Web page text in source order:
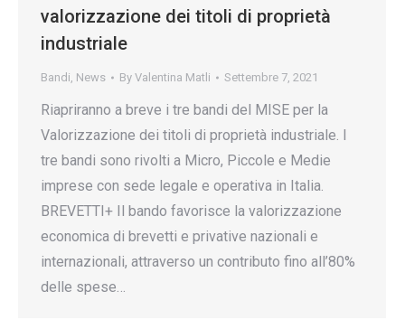
valorizzazione dei titoli di proprietà
industriale
Bandi, News By Valentina Matli Settembre 7, 2021
Riapriranno a breve i tre bandi del MISE per la
Valorizzazione dei titoli di proprietà industriale. I
tre bandi sono rivolti a Micro, Piccole e Medie
imprese con sede legale e operativa in Italia.
BREVETTI+ Il bando favorisce la valorizzazione
economica di brevetti e privative nazionali e
internazionali, attraverso un contributo fino all’80%
delle spese…